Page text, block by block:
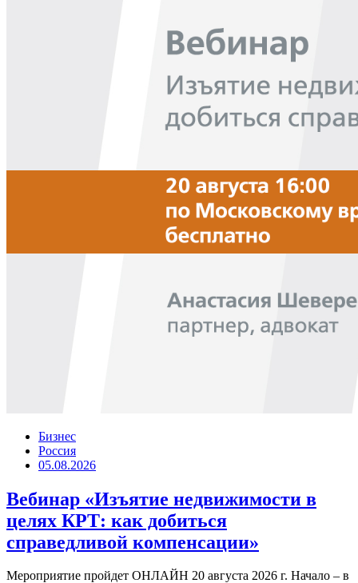
Бизнес
Россия
05.08.2026
Вебинар «Изъятие недвижимости в
целях КРТ: как добиться
справедливой компенсации»
Мероприятие пройдет ОНЛАЙН 20 августа 2026 г. Начало – в